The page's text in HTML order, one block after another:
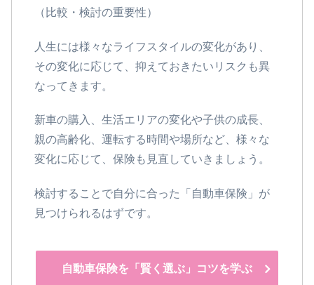
（比較・検討の重要性）
人生には様々なライフスタイルの変化があり、
その変化に応じて、抑えておきたいリスクも異
なってきます。
新車の購入、生活エリアの変化や子供の成長、
親の高齢化、運転する時間や場所など、様々な
変化に応じて、保険も見直していきましょう。
検討することで自分に合った「自動車保険」が
見つけられるはずです。
自動車保険を「賢く選ぶ」コツを学ぶ